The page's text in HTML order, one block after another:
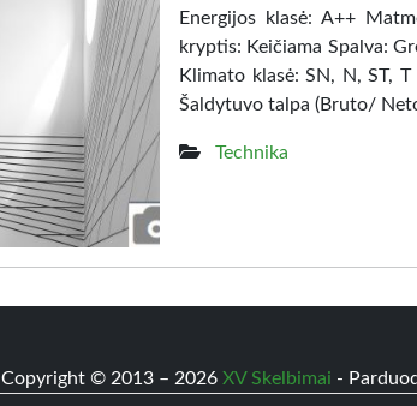
Energijos klasė: A++
kryptis: Keičiama Spalva:
Klimato klasė: SN, N, ST,
Šaldytuvo talpa (Bruto/
Technika
Copyright © 2013 – 2026 XV Skelbimai -